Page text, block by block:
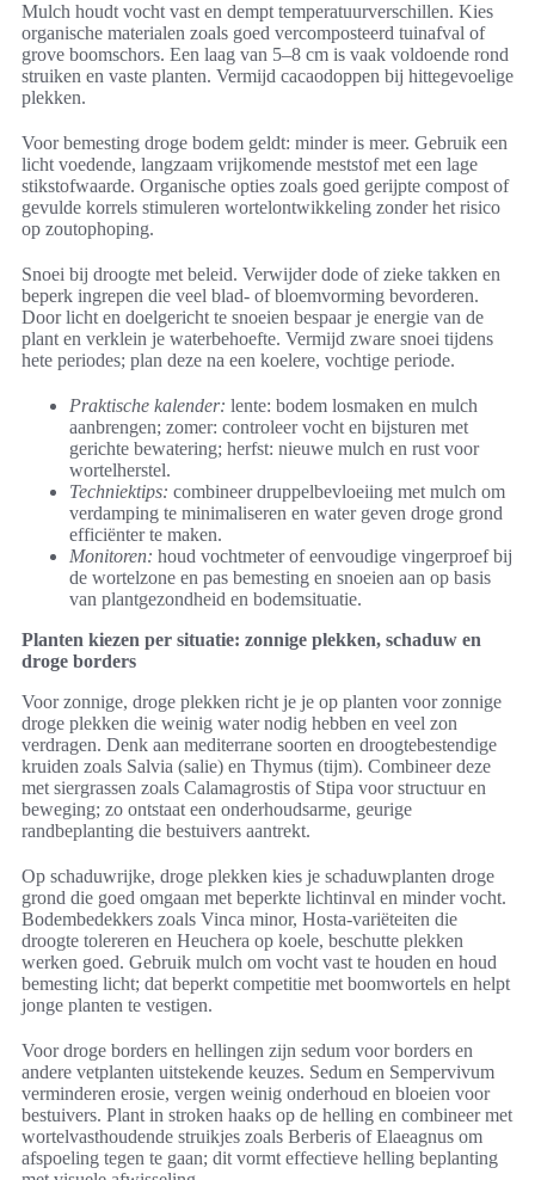
Mulch houdt vocht vast en dempt temperatuurverschillen. Kies
organische materialen zoals goed vercomposteerd tuinafval of
grove boomschors. Een laag van 5–8 cm is vaak voldoende rond
struiken en vaste planten. Vermijd cacaodoppen bij hittegevoelige
plekken.
Voor bemesting droge bodem geldt: minder is meer. Gebruik een
licht voedende, langzaam vrijkomende meststof met een lage
stikstofwaarde. Organische opties zoals goed gerijpte compost of
gevulde korrels stimuleren wortelontwikkeling zonder het risico
op zoutophoping.
Snoei bij droogte met beleid. Verwijder dode of zieke takken en
beperk ingrepen die veel blad- of bloemvorming bevorderen.
Door licht en doelgericht te snoeien bespaar je energie van de
plant en verklein je waterbehoefte. Vermijd zware snoei tijdens
hete periodes; plan deze na een koelere, vochtige periode.
Praktische kalender: lente: bodem losmaken en mulch
aanbrengen; zomer: controleer vocht en bijsturen met
gerichte bewatering; herfst: nieuwe mulch en rust voor
wortelherstel.
Techniektips: combineer druppelbevloeiing met mulch om
verdamping te minimaliseren en water geven droge grond
efficiënter te maken.
Monitoren: houd vochtmeter of eenvoudige vingerproef bij
de wortelzone en pas bemesting en snoeien aan op basis
van plantgezondheid en bodemsituatie.
Planten kiezen per situatie: zonnige plekken, schaduw en
droge borders
Voor zonnige, droge plekken richt je je op planten voor zonnige
droge plekken die weinig water nodig hebben en veel zon
verdragen. Denk aan mediterrane soorten en droogtebestendige
kruiden zoals Salvia (salie) en Thymus (tijm). Combineer deze
met siergrassen zoals Calamagrostis of Stipa voor structuur en
beweging; zo ontstaat een onderhoudsarme, geurige
randbeplanting die bestuivers aantrekt.
Op schaduwrijke, droge plekken kies je schaduwplanten droge
grond die goed omgaan met beperkte lichtinval en minder vocht.
Bodembedekkers zoals Vinca minor, Hosta-variëteiten die
droogte tolereren en Heuchera op koele, beschutte plekken
werken goed. Gebruik mulch om vocht vast te houden en houd
bemesting licht; dat beperkt competitie met boomwortels en helpt
jonge planten te vestigen.
Voor droge borders en hellingen zijn sedum voor borders en
andere vetplanten uitstekende keuzes. Sedum en Sempervivum
verminderen erosie, vergen weinig onderhoud en bloeien voor
bestuivers. Plant in stroken haaks op de helling en combineer met
wortelvasthoudende struikjes zoals Berberis of Elaeagnus om
afspoeling tegen te gaan; dit vormt effectieve helling beplanting